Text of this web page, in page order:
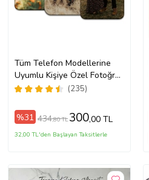
Tüm Telefon Modellerine
Uyumlu Kişiye Özel Fotoğraf
Baskılı Telefon Kılıfı
(235)
%31 434,80 TL 300,00 TL
32,00 TL'den Başlayan Taksitlerle